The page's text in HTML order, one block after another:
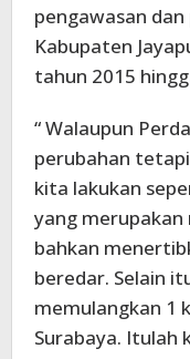
pengawasan
Kabupaten
tahun 2015
“ Walaupun
perubahan
kita lakukan
yang
bahkan
beredar. Selain
memulangkan 1
Surabaya.